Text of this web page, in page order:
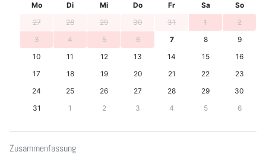
Mo
Di Mi Do Fr Sa
So
27
28 29 30 31 1
2
3
4 5 6 7 8
9
10
11 12 13 14 15
16
17
18 19 20 21 22
23
24
25 26 27 28 29
30
31
1 2 3 4 5 6
Zusammenfassung